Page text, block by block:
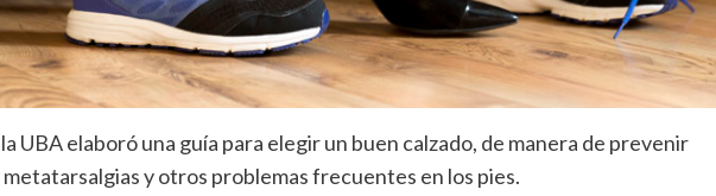
UBA elaboró una guía para elegir un buen calzado, de manera de prevenir
y otros problemas frecuentes en los pies.